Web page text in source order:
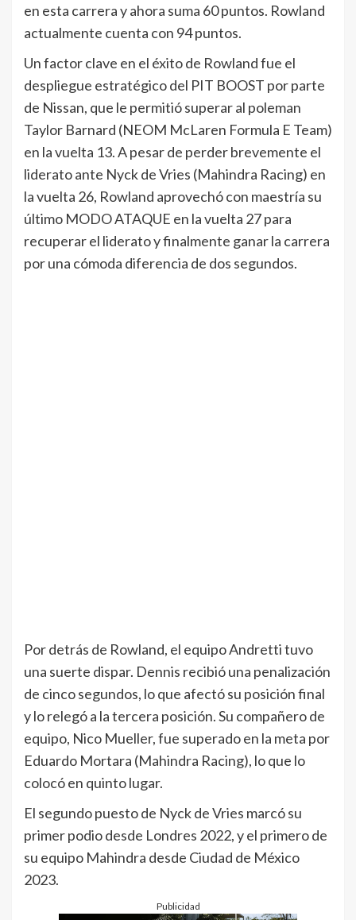
en esta carrera y ahora suma 60 puntos. Rowland
actualmente cuenta con 94 puntos.
Un factor clave en el éxito de Rowland fue el
despliegue estratégico del PIT BOOST por parte
de Nissan, que le permitió superar al poleman
Taylor Barnard (NEOM McLaren Formula E Team)
en la vuelta 13. A pesar de perder brevemente el
liderato ante Nyck de Vries (Mahindra Racing) en
la vuelta 26, Rowland aprovechó con maestría su
último MODO ATAQUE en la vuelta 27 para
recuperar el liderato y finalmente ganar la carrera
por una cómoda diferencia de dos segundos.
Por detrás de Rowland, el equipo Andretti tuvo
una suerte dispar. Dennis recibió una penalización
de cinco segundos, lo que afectó su posición final
y lo relegó a la tercera posición. Su compañero de
equipo, Nico Mueller, fue superado en la meta por
Eduardo Mortara (Mahindra Racing), lo que lo
colocó en quinto lugar.
El segundo puesto de Nyck de Vries marcó su
primer podio desde Londres 2022, y el primero de
su equipo Mahindra desde Ciudad de México
2023.
Publicidad